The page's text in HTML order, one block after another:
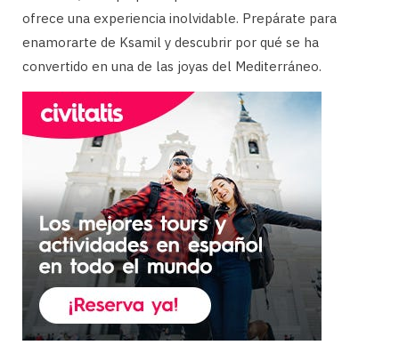
ofrece una experiencia inolvidable. Prepárate para
enamorarte de Ksamil y descubrir por qué se ha
convertido en una de las joyas del Mediterráneo.